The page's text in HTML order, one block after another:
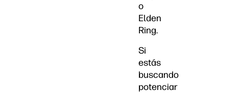
o
Elden
Ring.
Si
estás
buscando
potenciar